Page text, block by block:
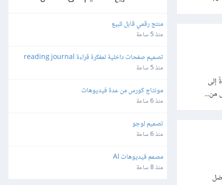
إلى
من...
منتج رقمي قابل للبيع
منذ 5 ساعة
تصميم صفحات داخلية لمفكرة قراءة reading journal
منذ 5 ساعة
مونتاج كورس من عدة فيديوهات
منذ 6 ساعة
تصميم لوجو
منذ 6 ساعة
مصمم فيديوهات AI
منذ 8 ساعة